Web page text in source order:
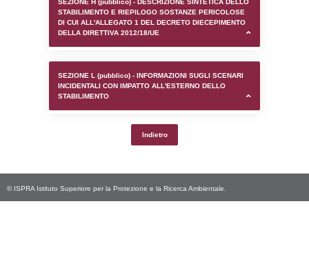
AUTORIZZAZIONI/CERTIFICAZIONI E
CONTROLLO A CUI è SOGGETTO LO
SEZIONE F (pubblico) - DESCRIZIONE
SEZIONE H (pubblico) - DESCRIZIONE
STABILIMENTO E RIEPILOGO SOSTANZE